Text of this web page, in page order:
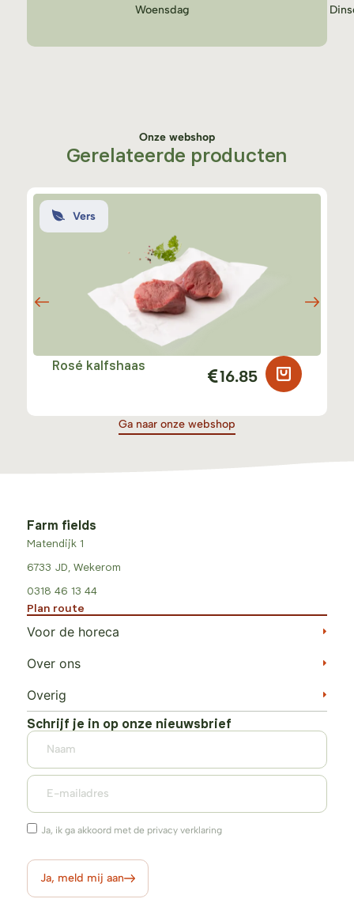
Woensdag
Onze webshop
Gerelateerde producten
Vers
Rosé kalfshaas
16.85
Ga naar onze webshop
Farm fields
Matendijk 1
6733 JD, Wekerom
0318 46 13 44
Plan route
Voor de horeca
Over ons
Overig
Schrijf je in op onze nieuwsbrief
Ja, ik ga akkoord met de privacy verklaring
Ja, meld mij aan